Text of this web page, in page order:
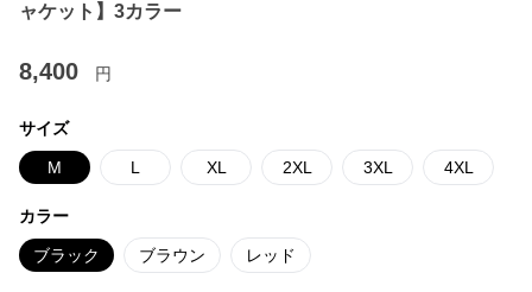
ャケット】3カラー
8,400 円
サイズ
M L XL 2XL 3XL 4XL
カラー
ブラック ブラウン レッド